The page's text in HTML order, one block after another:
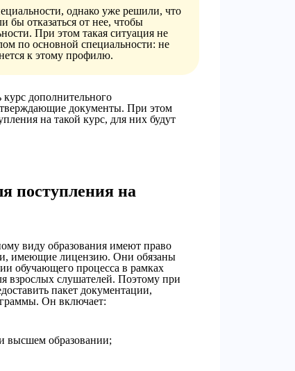
однако уже решили, что
бы отказаться от нее, чтобы
При этом такая ситуация не
по основной специальности: не
к этому профилю.
дополнительного
документы. При этом
на такой курс, для них будут
поступления на
виду образования имеют право
имеющие лицензию. Они обязаны
обучающего процесса в рамках
взрослых слушателей. Поэтому при
пакет документации,
Он включает:
высшем образовании;